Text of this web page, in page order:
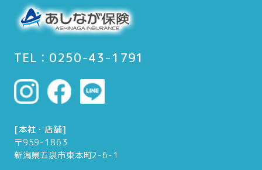
TEL：0250-43-1791
[本社・店舗]
〒959-1863
新潟県五泉市東本町2-6-1